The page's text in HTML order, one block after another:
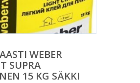
WEBER
SUPRA
15 KG SÄKKI